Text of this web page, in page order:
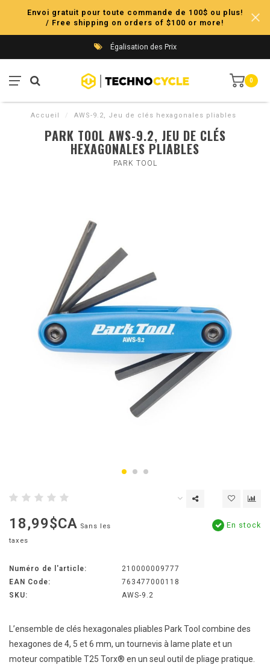
Envoi gratuit pour toute commande de 100$ ou plus!
/ Free shipping on orders of $100 or more!
Égalisation des Prix
0
Accueil / AWS-9.2, Jeu de clés hexagonales pliables
PARK TOOL AWS-9.2, JEU DE CLÉS
HEXAGONALES PLIABLES
PARK TOOL
18,99$CA Sans les
taxes
En stock
Numéro de l'article:
210000009777
EAN Code:
763477000118
SKU:
AWS-9.2
L’ensemble de clés hexagonales pliables Park Tool combine des
hexagones de 4, 5 et 6 mm, un tournevis à lame plate et un
moteur compatible T25 Torx® en un seul outil de pliage pratique.